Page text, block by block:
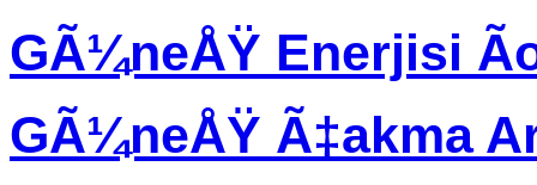
GÃ¼neÅŸ Enerjisi
GÃ¼neÅŸ Ã‡akma